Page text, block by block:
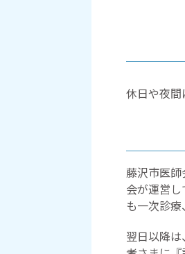
休日や夜間
藤沢市医
会が運営し
も一次診療
翌日以降